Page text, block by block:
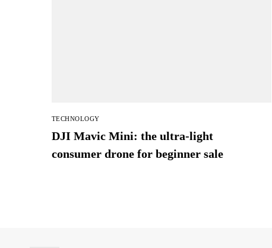
TECHNOLOGY
DJI Mavic Mini: the ultra-light
consumer drone for beginner sale